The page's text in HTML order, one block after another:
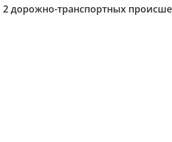
дорожно-транспортных